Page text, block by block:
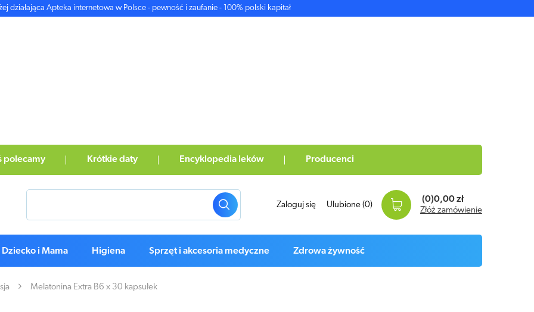
działająca Apteka internetowa w Polsce - pewność i zaufanie - 100% polski kapitał
polecamy Krótkie daty Encyklopedia leków Producenci
Zaloguj się Ulubione (0)
(0)0,00 zł
Złóż zamówienie
Dziecko i Mama Higiena Sprzęt i akcesoria medyczne Zdrowa żywność
Melatonina Extra B6 x 30 kapsułek